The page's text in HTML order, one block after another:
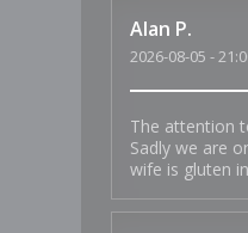
Alan P
2026-08-05 -
The attention
Sadly we are
wife is gluten